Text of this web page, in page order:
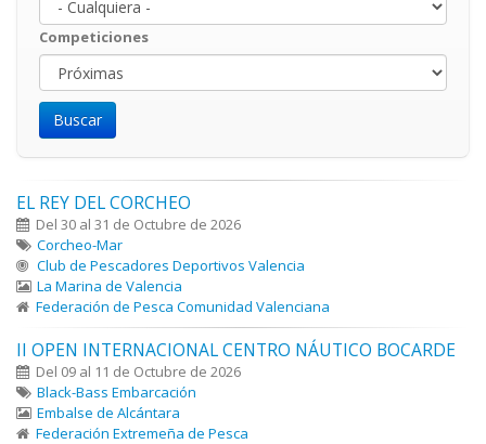
Competiciones
EL REY DEL CORCHEO
Del 30 al 31 de Octubre de 2026
Corcheo-Mar
Club de Pescadores Deportivos Valencia
La Marina de Valencia
Federación de Pesca Comunidad Valenciana
II OPEN INTERNACIONAL CENTRO NÁUTICO BOCARDE
Del 09 al 11 de Octubre de 2026
Black-Bass Embarcación
Embalse de Alcántara
Federación Extremeña de Pesca